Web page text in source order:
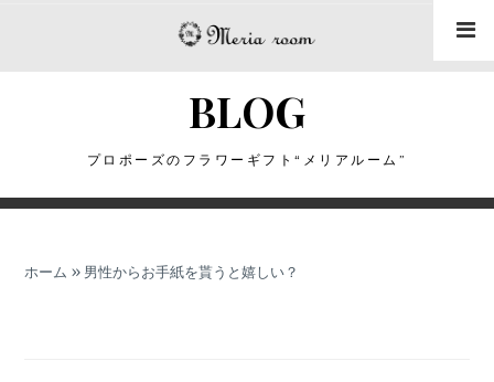
ス
BLOG
プロポーズのフラワーギフト“メリアルーム”
ホーム » 男性からお手紙を貰うと嬉しい？